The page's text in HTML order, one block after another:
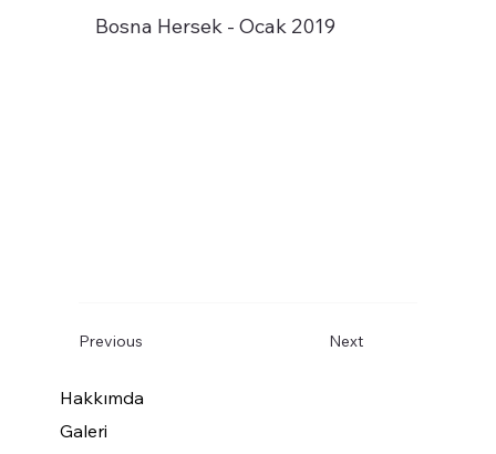
Bosna Hersek - Ocak 2019
Previous Next
Hakkımda
Galeri